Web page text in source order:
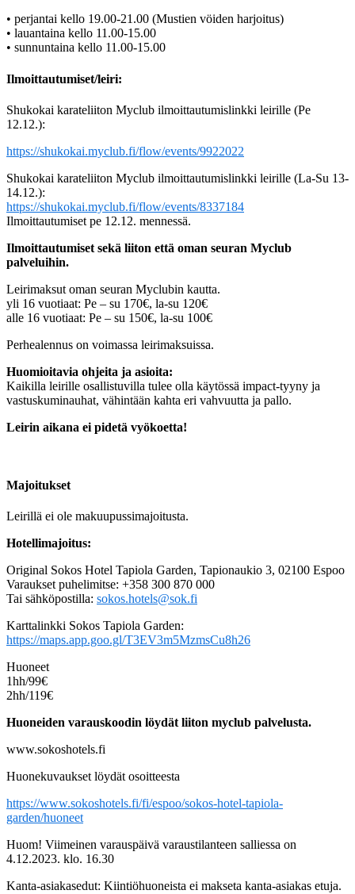
• perjantai kello 19.00-21.00 (Mustien vöiden harjoitus)
• lauantaina kello 11.00-15.00
• sunnuntaina kello 11.00-15.00
Ilmoittautumiset/leiri:
Shukokai karateliiton Myclub ilmoittautumislinkki leirille (Pe
12.12.):
https://shukokai.myclub.fi/flow/events/9922022
Shukokai karateliiton Myclub ilmoittautumislinkki leirille (La-Su 13-
14.12.):
https://shukokai.myclub.fi/flow/events/8337184
Ilmoittautumiset pe 12.12. mennessä.
Ilmoittautumiset sekä liiton että oman seuran Myclub
palveluihin.
Leirimaksut oman seuran Myclubin kautta.
yli 16 vuotiaat: Pe – su 170€, la-su 120€
alle 16 vuotiaat: Pe – su 150€, la-su 100€
Perhealennus on voimassa leirimaksuissa.
Huomioitavia ohjeita ja asioita:
Kaikilla leirille osallistuvilla tulee olla käytössä impact-tyyny ja
vastuskuminauhat, vähintään kahta eri vahvuutta ja pallo.
Leirin aikana ei pidetä vyökoetta!
Majoitukset
Leirillä ei ole makuupussimajoitusta.
Hotellimajoitus:
Original Sokos Hotel Tapiola Garden, Tapionaukio 3, 02100 Espoo
Varaukset puhelimitse: +358 300 870 000
Tai sähköpostilla: sokos.hotels@sok.fi
Karttalinkki Sokos Tapiola Garden:
https://maps.app.goo.gl/T3EV3m5MzmsCu8h26
Huoneet
1hh/99€
2hh/119€
Huoneiden varauskoodin löydät liiton myclub palvelusta.
www.sokoshotels.fi
Huonekuvaukset löydät osoitteesta
https://www.sokoshotels.fi/fi/espoo/sokos-hotel-tapiola-
garden/huoneet
Huom! Viimeinen varauspäivä varaustilanteen salliessa on
4.12.2023. klo. 16.30
Kanta-asiakasedut: Kiintiöhuoneista ei makseta kanta-asiakas etuja.